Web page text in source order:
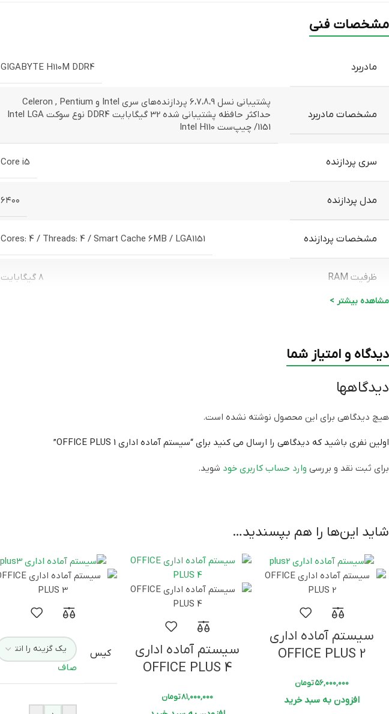
مشخصات فنی
مادربرد GIGABYTE H110M DDR4
مشخصات مادربرد
پشتیبانی نسل 6،7،8،9 پردازنده‌های سری Intel و Celeron , Pentium
حداکثر حافظه پشتیبانی شده 32 گیگابایت DDR4 نوع سوکت Intel LGA
1151/ چیپ‌ست Intel H110
سری پردازنده Core i5
مدل پردازنده ۶۴۰۰
مشخصات پردازنده Cores: 4 / Threads: 4 / Smart Cache 6MB / LGA1151
ظرفیت RAM ۸ گیگابایت
مشخصات SSD
خنک کننده بادی
کیس
مشاهده بیشتر >
دیدگاه و امتیاز شما
دیدگاهها
هیچ دیدگاهی برای این محصول نوشته نشده است.
اولین نفری باشید که دیدگاهی را ارسال می کنید برای “سیستم آماده اداری OFFICE PLUS 1”
برای ثبت نقد و بررسی وارد حساب کاربری خود شوید.
شاید این‌ها را هم بپسندید…
سیستم آماده اداری
OFFICE PLUS 2
۵۶,۰۰۰,۰۰۰تومان
افزودن به سبد خرید
سیستم آماده اداری
OFFICE PLUS 4
۸۱,۰۰۰,۰۰۰تومان
کیس
صاف